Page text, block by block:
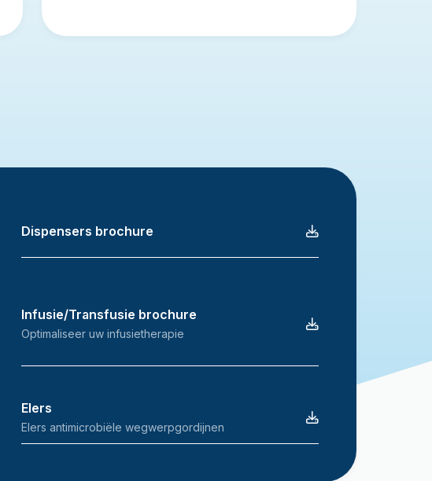
Dispensers brochure
Infusie/Transfusie brochure
Optimaliseer uw infusietherapie
Elers
Elers antimicrobiële wegwerpgordijnen